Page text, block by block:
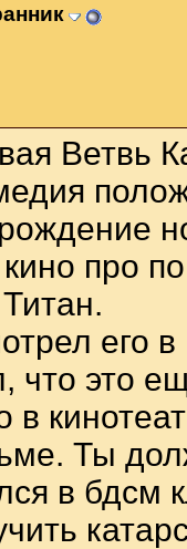
Ветвь
про
его
что это
в
Ты
в бдсм